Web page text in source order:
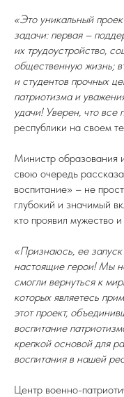
«Это уникальный
задачи: первая –
их трудоустройство,
общественную жизнь;
и студентов прочных
патриотизма и
удачи! Уверен, что все
республики на своем
Министр
свою очередь
воспитание» – не
глубокий и значимый
кто проявил мужество
«Признаюсь, ее
настоящие герои! Мы
смогли вернуться к
которых являетесь
этот проект,
воспитание
крепкой основой для
воспитания в нашей
Центр военно-